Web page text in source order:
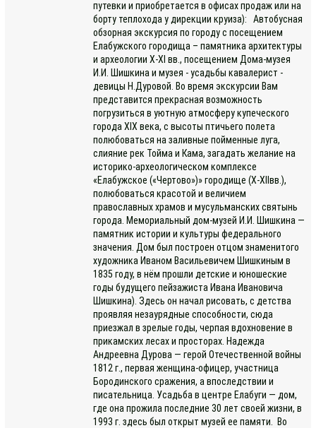
путевки и приобретается в офисах продаж или на
борту теплохода у дирекции круиза): Автобусная
обзорная экскурсия по городу с посещением
Елабужского городища – памятника архитектуры
и археологии X-XI вв., посещением Дома-музея
И.И. Шишкина и музея - усадьбы кавалерист -
девицы Н.Дуровой. Во время экскурсии Вам
представится прекрасная возможность
погрузиться в уютную атмосферу купеческого
города XIX века, с высоты птичьего полета
полюбоваться на заливные пойменные луга,
слияние рек Тойма и Кама, загадать желание на
историко-археологическом комплексе
«Елабужское («Чертово»)» городище (X-XIIвв.),
полюбоваться красотой и величием
православных храмов и мусульманских святынь
города. Мемориальный дом-музей И.И. Шишкина —
памятник истории и культуры федерального
значения. Дом был построен отцом знаменитого
художника Иваном Васильевичем Шишкиным в
1835 году, в нём прошли детские и юношеские
годы будущего пейзажиста Ивана Ивановича
Шишкина). Здесь он начал рисовать, с детства
проявляя незаурядные способности, сюда
приезжал в зрелые годы, черпая вдохновение в
прикамских лесах и просторах. Надежда
Андреевна Дурова — герой Отечественной войны
1812 г., первая женщина-офицер, участница
Бородинского сражения, а впоследствии и
писательница. Усадьба в центре Елабуги — дом,
где она прожила последние 30 лет своей жизни, в
1993 г. здесь был открыт музей ее памяти. Во